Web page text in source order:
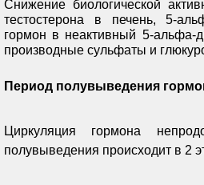
Снижение биологической
тестостерона в печень, 5-
гормон в неактивный 5-альфа-
производные сульфаты и
Период полувыведения
Циркуляция гормона
полувыведения происходит в 2